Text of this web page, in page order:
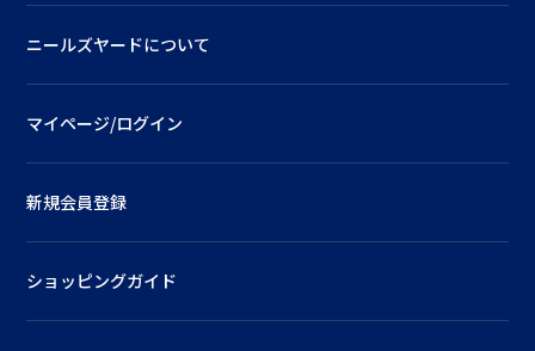
ニールズヤードについて
マイページ/ログイン
新規会員登録
ショッピングガイド